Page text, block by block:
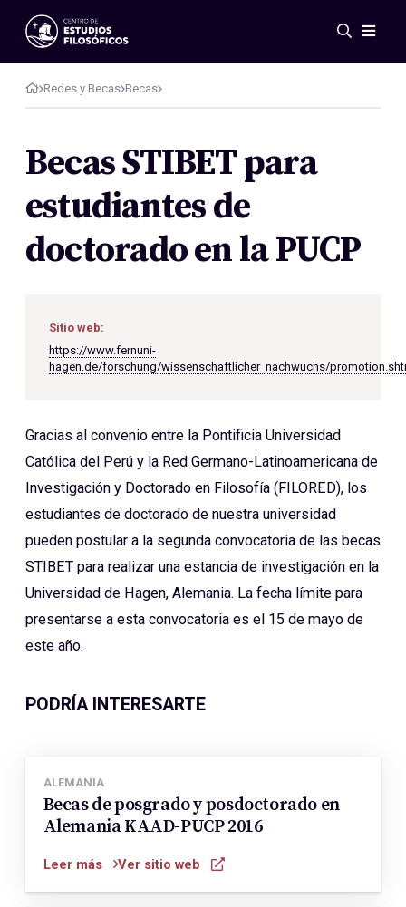
Eventos
Novedades
Investigación
Publicaciones
Galería
Acerca de nosotros
Redes y Becas Becas
Becas STIBET para
estudiantes de
doctorado en la PUCP
Sitio web:
https://www.fernuni-
hagen.de/forschung/wissenschaftlicher_nachwuchs/
Gracias al convenio entre la Pontificia Universidad
Católica del Perú y la Red Germano-Latinoamericana de
Investigación y Doctorado en Filosofía (FILORED), los
estudiantes de doctorado de nuestra universidad
pueden postular a la segunda convocatoria de las becas
STIBET para realizar una estancia de investigación en la
Universidad de Hagen, Alemania. La fecha límite para
presentarse a esta convocatoria es el 15 de mayo de
este año.
PODRÍA INTERESARTE
ALEMANIA
Becas de posgrado y posdoctorado en
Alemania KAAD-PUCP 2016
Leer más Ver sitio web